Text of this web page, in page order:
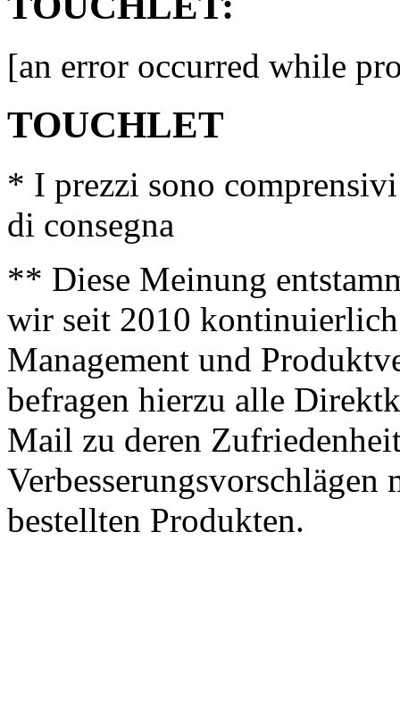
[an error occurred while
TOUCHLET
* I prezzi sono
di consegna
** Diese Meinung
wir seit 2010
Management und
befragen hierzu alle
Mail zu deren
bestellten Produkten.